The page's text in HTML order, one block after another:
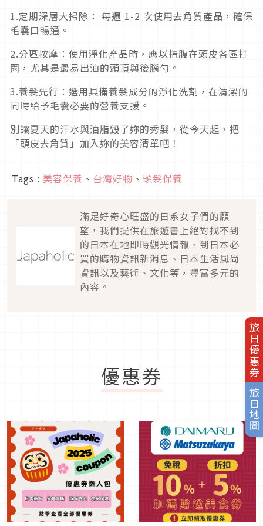
旅日優惠券
旅日地圖
1.定期深層大掃除： 每週 1-2 次使用去角質產品，確保
毛囊口暢通。
2.分區按摩：使用淨化產品時，應以指腹在頭皮各區打
圈，尤其是最易出油的頭頂與後腦勺。
3.養髮先行：選用具備養髮成分的淨化洗劑，在清潔的
同時給予毛囊必要的營養支援。
別讓夏天的汗水與油脂毀了妳的秀髮，從今天起，把
「頭皮去角質」加入妳的美容清單吧！
Tags : 美容保養 、 台灣好物 、 頭髮保養
滿足好奇心旺盛的日系女子們的願
望，我們提供在旅遊書上絕對找不到
的日本在地即時觀光情報、到日本必
買的購物資訊新消息、日本生活風尚
資訊以及藝術、文化等，豐富多元的
內容。
優惠券